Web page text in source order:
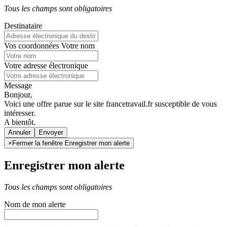
Tous les champs sont obligatoires
Destinataire
Vos coordonnées Votre nom
Votre adresse électronique
Message
Bonjour,
Voici une offre parue sur le site francetravail.fr susceptible de vous
intéresser.
A bientôt.
Annuler
× Fermer la fenêtre Enregistrer mon alerte
Enregistrer mon alerte
Tous les champs sont obligatoires
Nom de mon alerte